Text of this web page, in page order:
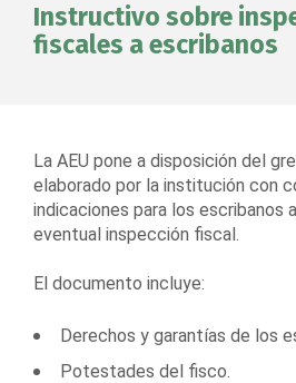
Instructivo sobre
fiscales a escribanos
La AEU pone a disposición del
elaborado por la institución con
indicaciones para los escribanos
eventual inspección fiscal.
El documento incluye:
Derechos y garantías de los
Potestades del fisco.